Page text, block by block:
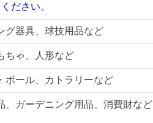
ださい。
グ器具、球技用品など
ちゃ、人形など
ボール、カトラリーなど
、ガーデニング用品、消費財など